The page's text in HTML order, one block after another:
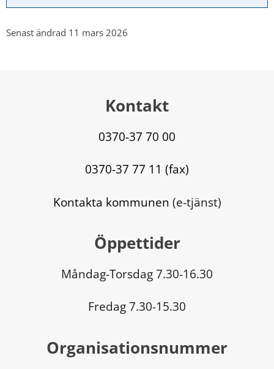
Senast ändrad 11 mars 2026
Kontakt
0370-37 70 00
0370-37 77 11 (fax)
Kontakta kommunen (e-tjänst)
Öppettider
Måndag-Torsdag 7.30-16.30
Fredag 7.30-15.30
Organisationsnummer